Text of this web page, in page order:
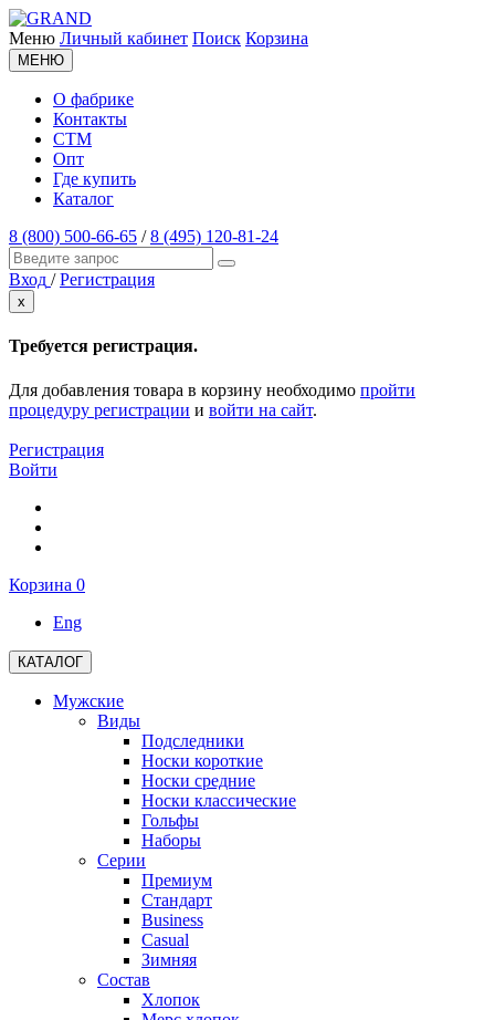
Меню Личный кабинет Поиск Корзина
МЕНЮ
О фабрике
Контакты
СТМ
Опт
Где купить
Каталог
8 (800) 500-66-65 /8 (495) 120-81-24
Вход / Регистрация
x
Требуется регистрация.
Для добавления товара в корзину необходимо пройти
процедуру регистрации и войти на сайт.
Регистрация
Войти
Корзина 0
Eng
КАТАЛОГ
Мужские
Виды
Подследники
Носки короткие
Носки средние
Носки классические
Гольфы
Наборы
Серии
Премиум
Стандарт
Business
Casual
Зимняя
Состав
Хлопок